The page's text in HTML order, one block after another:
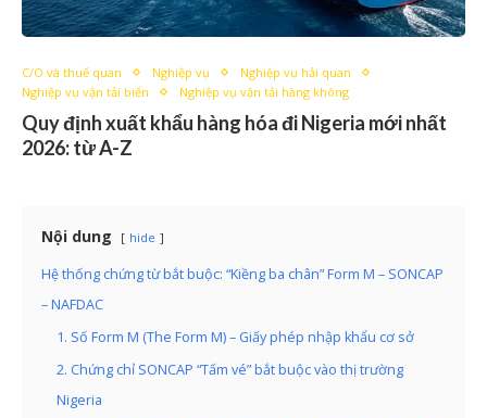
C/O và thuế quan Nghiệp vụ
Nghiệp vụ hải quan
Nghiệp vụ vận tải biển
Nghiệp vụ vận tải hàng không
Quy định xuất khẩu hàng hóa đi Nigeria mới nhất
2026: từ A-Z
Nội dung hide
Hệ thống chứng từ bắt buộc: “Kiềng ba chân” Form M – SONCAP
– NAFDAC
1. Số Form M (The Form M) – Giấy phép nhập khẩu cơ sở
2. Chứng chỉ SONCAP “Tấm vé” bắt buộc vào thị trường
Nigeria